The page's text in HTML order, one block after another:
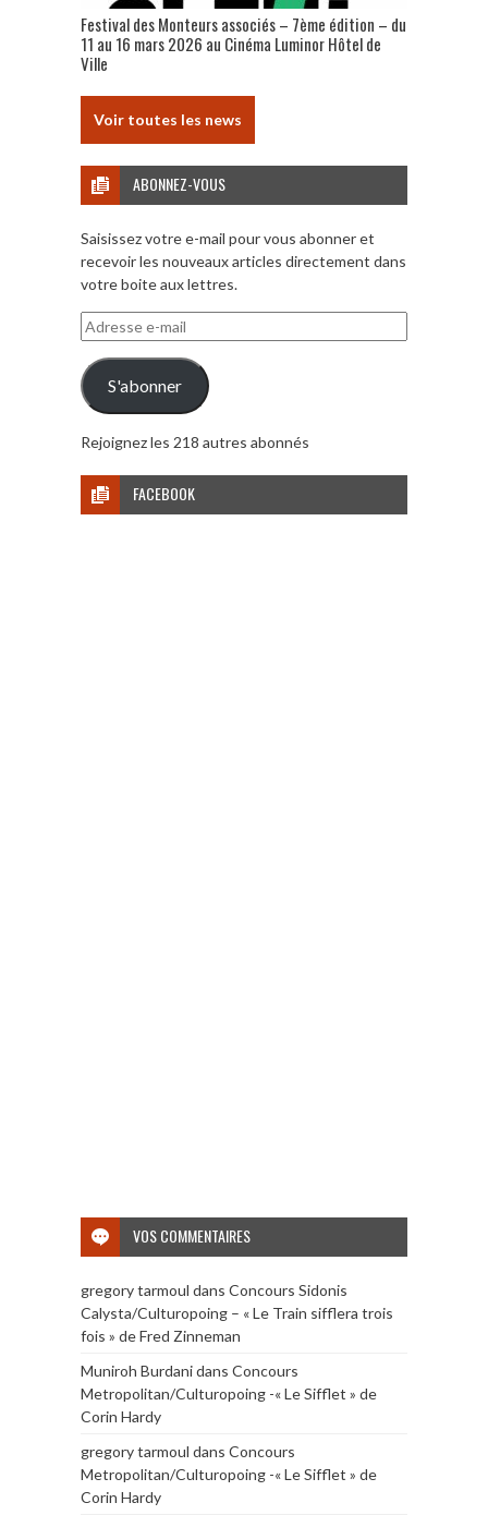
Festival des Monteurs associés – 7ème édition – du
11 au 16 mars 2026 au Cinéma Luminor Hôtel de
Ville
Voir toutes les news
ABONNEZ-VOUS
Saisissez votre e-mail pour vous abonner et
recevoir les nouveaux articles directement dans
votre boite aux lettres.
Adresse
e-
mail
S'abonner
Rejoignez les 218 autres abonnés
FACEBOOK
VOS COMMENTAIRES
gregory tarmoul dans Concours Sidonis
Calysta/Culturopoing – « Le Train sifflera trois
fois » de Fred Zinneman
Muniroh Burdanidans Concours
Metropolitan/Culturopoing -« Le Sifflet » de
Corin Hardy
gregory tarmoul dans Concours
Metropolitan/Culturopoing -« Le Sifflet » de
Corin Hardy